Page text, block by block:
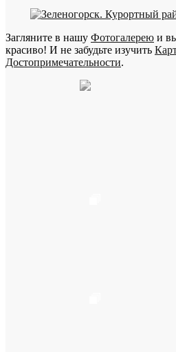
Загляните в нашу Фотогалерею и
красиво! И не забудьте изучить
Достопримечательности.